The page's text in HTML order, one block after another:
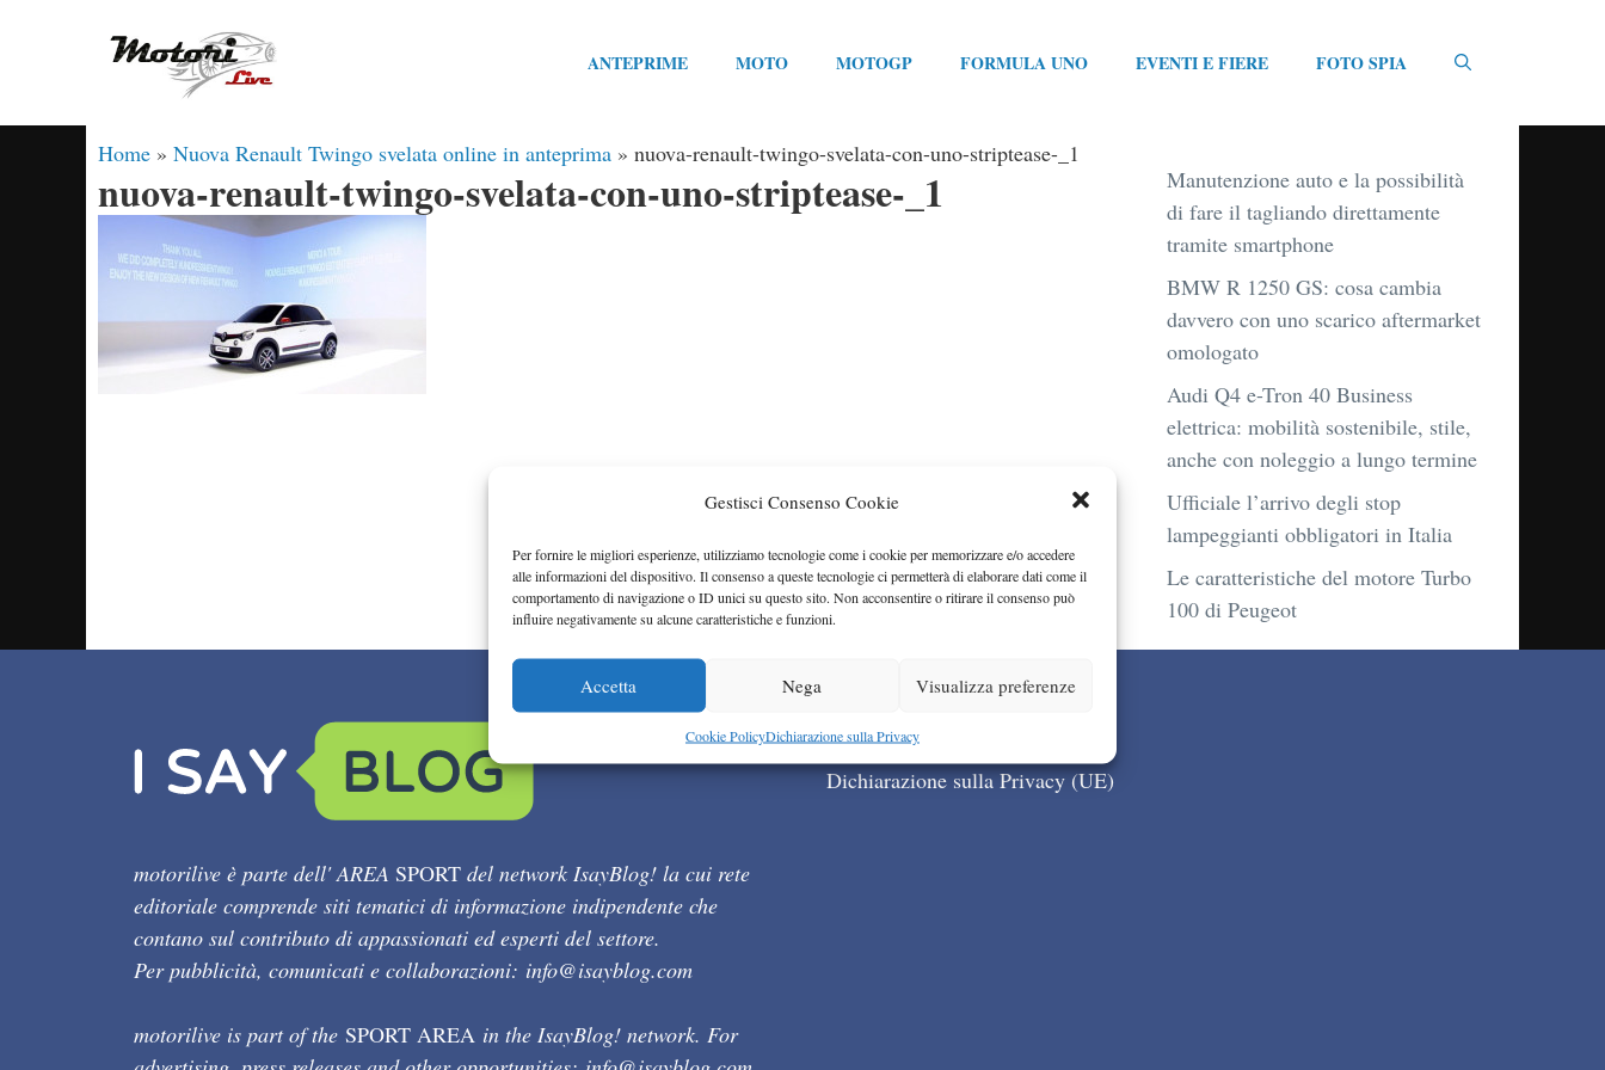
Gestisci Consenso Cookie
Per fornire le migliori esperienze, utilizziamo tecnologie come i cookie per memorizzare e/o accedere
alle informazioni del dispositivo. Il consenso a queste tecnologie ci permetterà di elaborare dati come il
comportamento di navigazione o ID unici su questo sito. Non acconsentire o ritirare il consenso può
influire negativamente su alcune caratteristiche e funzioni.
Accetta Nega Visualizza preferenze
Cookie PolicyDichiarazione sulla Privacy
ANTEPRIME MOTO MOTOGP FORMULA UNO EVENTI E FIERE FOTO SPIA
Home » Nuova Renault Twingo svelata online in anteprima » nuova-renault-twingo-svelata-con-uno-striptease-_1
nuova-renault-twingo-svelata-con-uno-striptease-_1
Manutenzione auto e la possibilità
di fare il tagliando direttamente
tramite smartphone
BMW R 1250 GS: cosa cambia
davvero con uno scarico aftermarket
omologato
Audi Q4 e-Tron 40 Business
elettrica: mobilità sostenibile, stile,
anche con noleggio a lungo termine
Ufficiale l’arrivo degli stop
lampeggianti obbligatori in Italia
Le caratteristiche del motore Turbo
100 di Peugeot
motorilive è parte dell' AREA SPORT del network IsayBlog! la cui rete
editoriale comprende siti tematici di informazione indipendente che
contano sul contributo di appassionati ed esperti del settore.
Per pubblicità, comunicati e collaborazioni: info@isayblog.com
motorilive is part of the SPORT AREA in the IsayBlog! network. For
Cookie Policy (UE)
Dichiarazione sulla Privacy (UE)